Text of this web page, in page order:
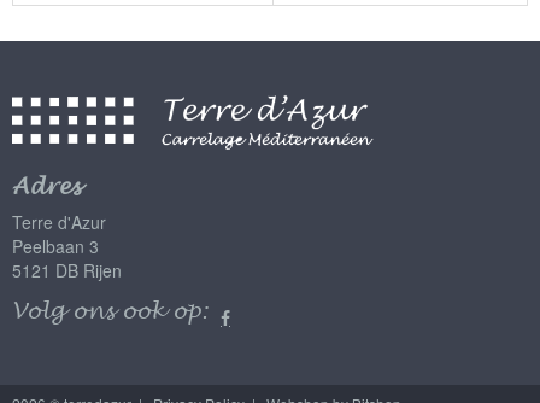
Adres
Terre d'Azur
Peelbaan 3
5121 DB Rijen
Volg ons ook op: